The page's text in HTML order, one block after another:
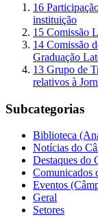
16
instituição
15 Comissão
14 Comissão
Graduação
13 Grupo de
relativos à
Subcategorias
Biblioteca
Notícias do
Destaques do
Comunicados
Eventos
Geral
Setores